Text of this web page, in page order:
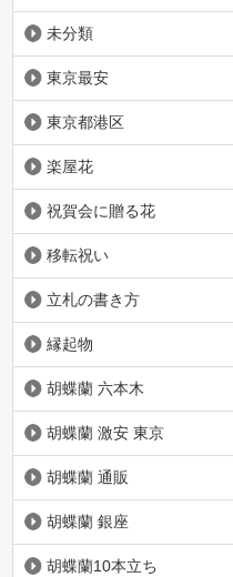
未分類
東京最安
東京都港区
楽屋花
祝賀会に贈る花
移転祝い
立札の書き方
縁起物
胡蝶蘭 六本木
胡蝶蘭 激安 東京
胡蝶蘭 通販
胡蝶蘭 銀座
胡蝶蘭10本立ち